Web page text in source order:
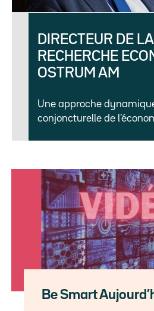
DIRECTEUR DE LA
RECHERCHE
OSTRUM AM
Une approche
conjoncturelle de
Be Smart